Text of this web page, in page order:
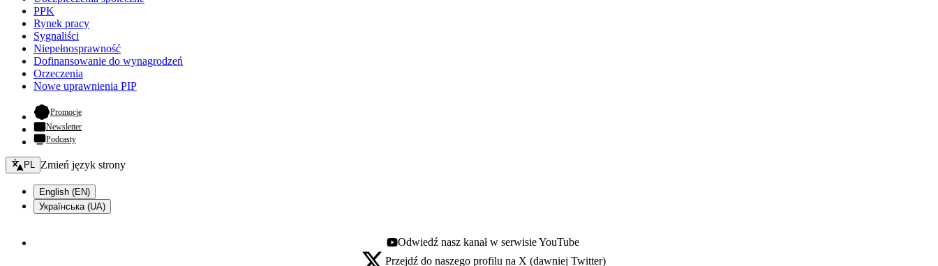
PPK
Rynek pracy
Sygnaliści
Niepełnosprawność
Dofinansowanie do wynagrodzeń
Orzeczenia
Nowe uprawnienia PIP
Promocje- otwiera się w nowej karcie
Newsletter
Podcasty
Zmień język - bieżący:
PL Zmień język strony
English (EN)
Українська (UA)
Youtube - otwiera się w nowej karcie
Odwiedź nasz kanał w serwisie YouTube
Przejdź do naszego profilu na X (dawniej Twitter)